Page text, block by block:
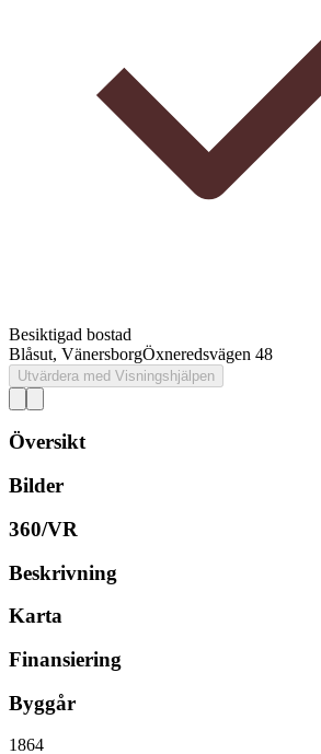
Besiktigad bostad
Blåsut, VänersborgÖxneredsvägen 48
Utvärdera med Visningshjälpen
Översikt
Bilder
360/VR
Beskrivning
Karta
Finansiering
Byggår
1864